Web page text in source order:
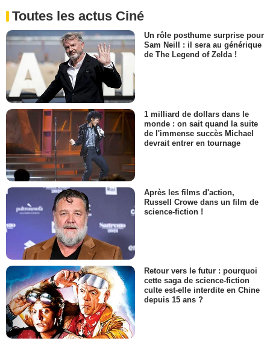
Toutes les actus Ciné
Un rôle posthume surprise pour
Sam Neill : il sera au générique
de The Legend of Zelda !
1 milliard de dollars dans le
monde : on sait quand la suite
de l'immense succès Michael
devrait entrer en tournage
Après les films d'action,
Russell Crowe dans un film de
science-fiction !
Retour vers le futur : pourquoi
cette saga de science-fiction
culte est-elle interdite en Chine
depuis 15 ans ?